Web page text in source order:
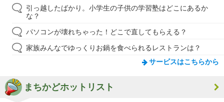
引っ越したばかり。小学生の子供の学習塾はどこにあるか
な？
パソコンが壊れちゃった！どこで直してもらえる？
家族みんなでゆっくりお鍋を食べられるレストランは？
サービスはこちらから
まちかどホットリスト